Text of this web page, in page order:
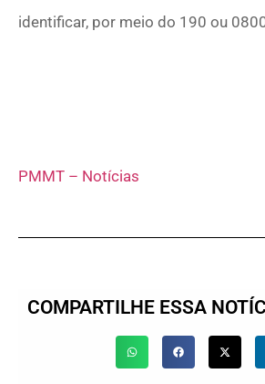
identificar, por meio do 190 ou
PMMT – Notícias
COMPARTILHE ESSA